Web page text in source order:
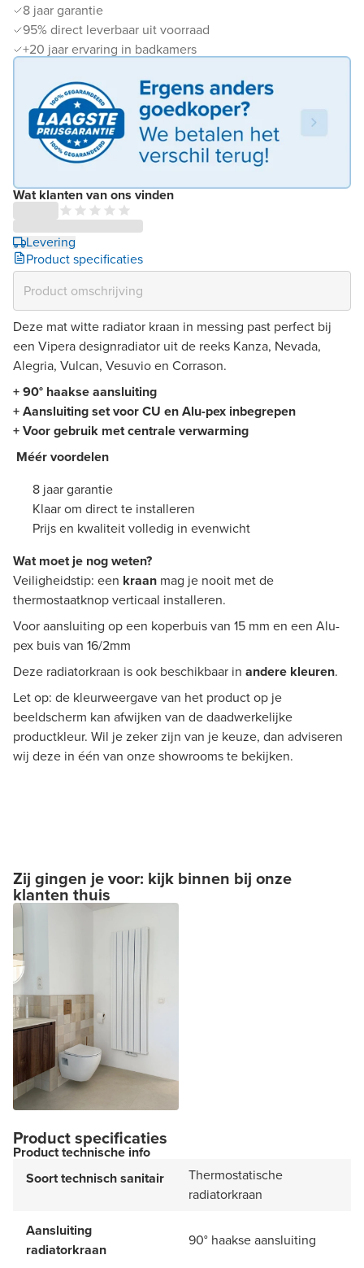
8 jaar garantie
95% direct leverbaar uit voorraad
+20 jaar ervaring in badkamers
Wat klanten van ons vinden
Levering
Product specificaties
Deze mat witte radiator kraan in messing past perfect bij
een Vipera designradiator uit de reeks Kanza, Nevada,
Alegria, Vulcan, Vesuvio en Corrason.
+ 90° haakse aansluiting
+ Aansluiting set voor CU en Alu-pex inbegrepen
+ Voor gebruik met centrale verwarming
Méér voordelen
8 jaar garantie
Klaar om direct te installeren
Prijs en kwaliteit volledig in evenwicht
Wat moet je nog weten?
Veiligheidstip: een kraan mag je nooit met de
thermostaatknop verticaal installeren.
Voor aansluiting op een koperbuis van 15 mm en een Alu-
pex buis van 16/2mm
Deze radiatorkraan is ook beschikbaar in andere kleuren.
Let op: de kleurweergave van het product op je
beeldscherm kan afwijken van de daadwerkelijke
productkleur. Wil je zeker zijn van je keuze, dan adviseren
wij deze in één van onze showrooms te bekijken.
Zij gingen je voor: kijk binnen bij onze
klanten thuis
Product specificaties
Product technische info
Soort technisch sanitair
Thermostatische
radiatorkraan
Aansluiting
radiatorkraan
90° haakse aansluiting